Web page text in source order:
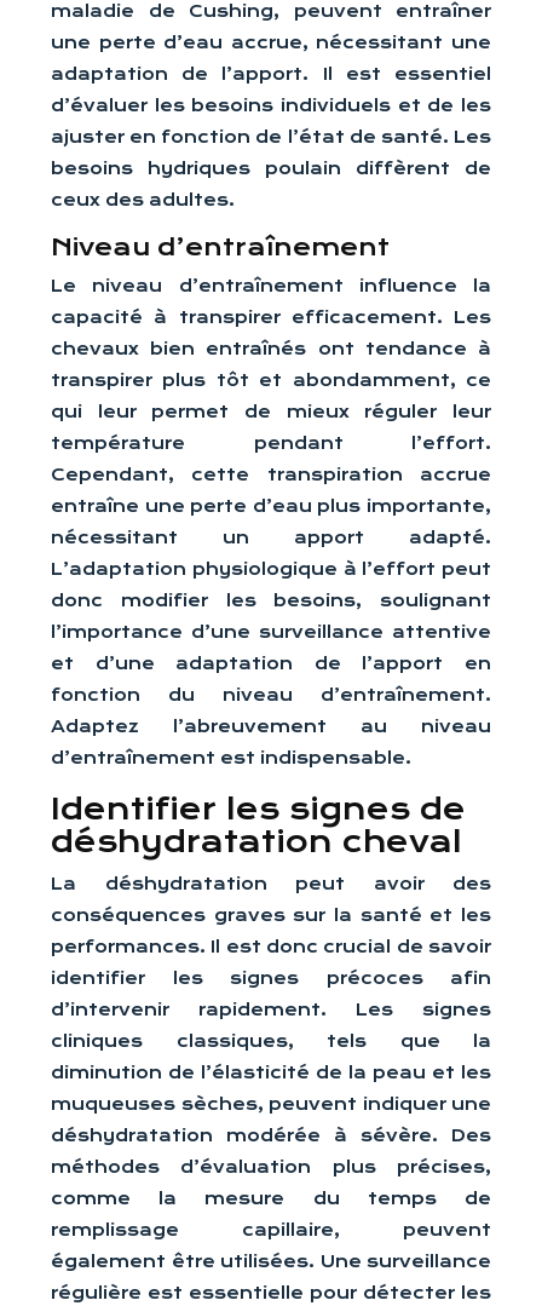
maladie de Cushing, peuvent entraîner
une perte d’eau accrue, nécessitant une
adaptation de l’apport. Il est essentiel
d’évaluer les besoins individuels et de les
ajuster en fonction de l’état de santé. Les
besoins hydriques poulain diffèrent de
ceux des adultes.
Niveau d’entraînement
Le niveau d’entraînement influence la
capacité à transpirer efficacement. Les
chevaux bien entraînés ont tendance à
transpirer plus tôt et abondamment, ce
qui leur permet de mieux réguler leur
température pendant l’effort.
Cependant, cette transpiration accrue
entraîne une perte d’eau plus importante,
nécessitant un apport adapté.
L’adaptation physiologique à l’effort peut
donc modifier les besoins, soulignant
l’importance d’une surveillance attentive
et d’une adaptation de l’apport en
fonction du niveau d’entraînement.
Adaptez l’abreuvement au niveau
d’entraînement est indispensable.
Identifier les signes de
déshydratation cheval
La déshydratation peut avoir des
conséquences graves sur la santé et les
performances. Il est donc crucial de savoir
identifier les signes précoces afin
d’intervenir rapidement. Les signes
cliniques classiques, tels que la
diminution de l’élasticité de la peau et les
muqueuses sèches, peuvent indiquer une
déshydratation modérée à sévère. Des
méthodes d’évaluation plus précises,
comme la mesure du temps de
remplissage capillaire, peuvent
également être utilisées. Une surveillance
régulière est essentielle pour détecter les